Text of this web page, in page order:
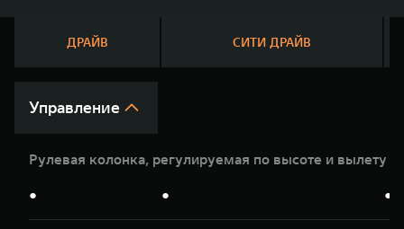
Расширяя границы комфорта
от 6 149 000 ₽
ДРАЙВ СИТИ ДРАЙВ
Управление
Рулевая колонка, регулируемая по высоте и вылету
● ● ●